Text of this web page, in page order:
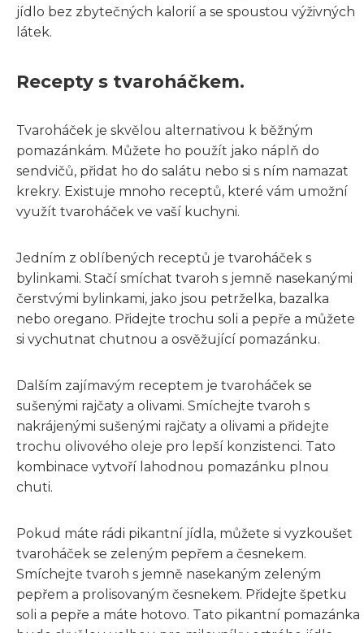
jídlo bez zbytečných kalorií a se spoustou výživných
látek.
Recepty s tvaroháčkem.
Tvaroháček je skvělou alternativou k běžným
pomazánkám. Můžete ho použít jako náplň do
sendvičů, přidat ho do salátu nebo si s ním namazat
krekry. Existuje mnoho receptů, které vám umožní
využít tvaroháček ve vaší kuchyni.
Jedním z oblíbených receptů je tvaroháček s
bylinkami. Stačí smíchat tvaroh s jemně nasekanými
čerstvými bylinkami, jako jsou petrželka, bazalka
nebo oregano. Přidejte trochu soli a pepře a můžete
si vychutnat chutnou a osvěžující pomazánku.
Dalším zajímavým receptem je tvaroháček se
sušenými rajčaty a olivami. Smíchejte tvaroh s
nakrájenými sušenými rajčaty a olivami a přidejte
trochu olivového oleje pro lepší konzistenci. Tato
kombinace vytvoří lahodnou pomazánku plnou
chuti.
Pokud máte rádi pikantní jídla, můžete si vyzkoušet
tvaroháček se zeleným pepřem a česnekem.
Smíchejte tvaroh s jemně nasekaným zeleným
pepřem a prolisovaným česnekem. Přidejte špetku
soli a pepře a máte hotovo. Tato pikantní pomazánka